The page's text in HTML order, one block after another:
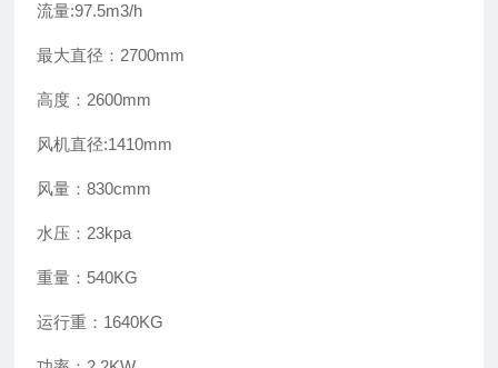
流量:97.5m3/h
最大直径：2700mm
高度：2600mm
风机直径:1410mm
风量：830cmm
水压：23kpa
重量：540KG
运行重：1640KG